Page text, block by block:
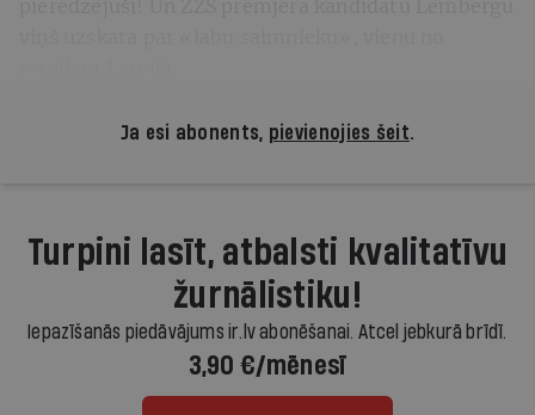
Ja esi abonents, pievienojies šeit.
Turpini lasīt, atbalsti kvalitatīvu
žurnālistiku!
Iepazīšanās piedāvājums ir.lv abonēšanai. Atcel jebkurā brīdī.
3,90 €/mēnesī